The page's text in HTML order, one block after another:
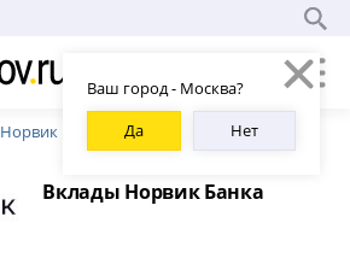
Ваш город - Москва?
Да
Нет
Норвик Банк
Вклады Норвик Банка